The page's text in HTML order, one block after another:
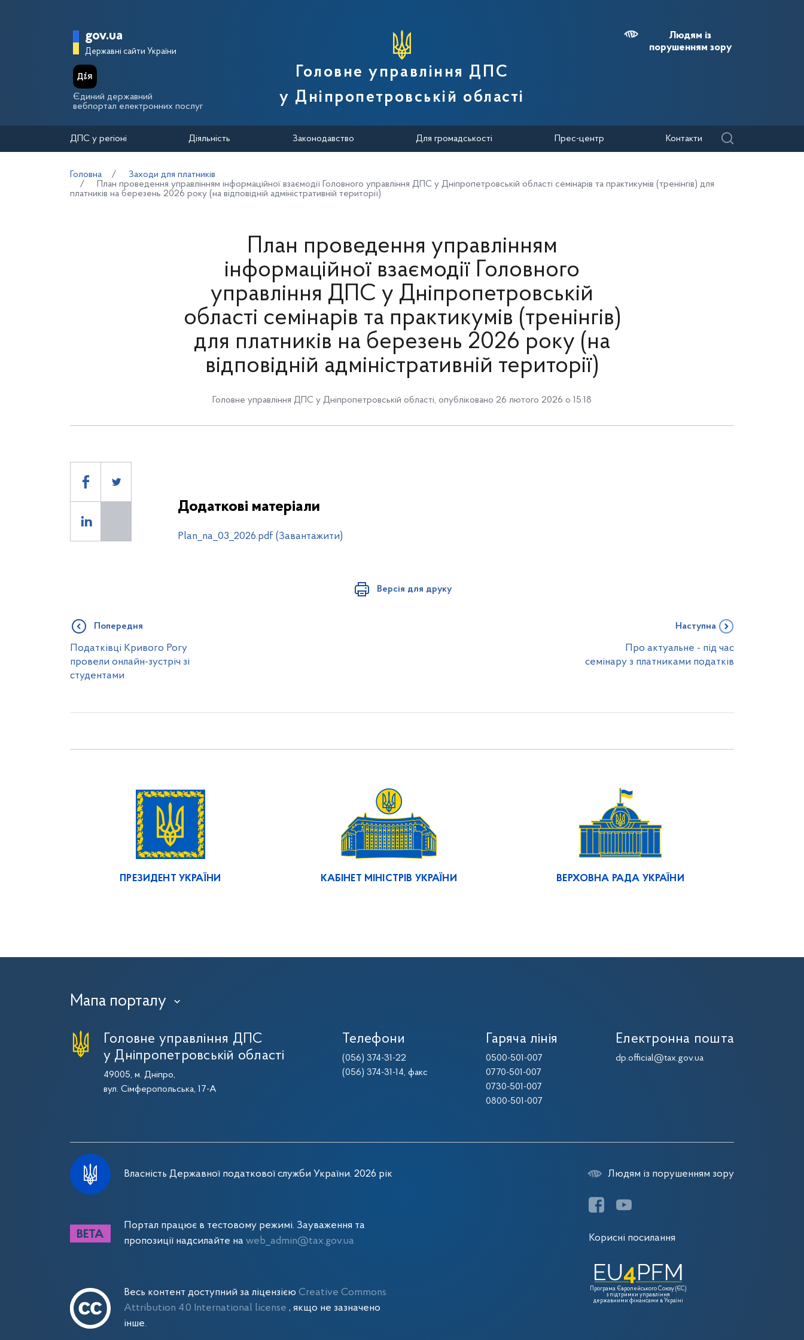
Головна сторінка Державної податкової служби України
gov.ua
Державні сайти України
Єдиний державний
вебпортал електронних послуг
Головне управління ДПС
у Дніпропетровській області
Людям із
порушенням зору
ДПС у регіоні Діяльність Законодавство Для громадськості Прес-центр Контакти
Головна
Заходи для платників
План проведення управлінням інформаційної взаємодії Головного управління ДПС у Дніпропетровській області семінарів та практикумів (тренінгів) для
платників на березень 2026 року (на відповідній адміністративній території)
План проведення управлінням
інформаційної взаємодії Головного
управління ДПС у Дніпропетровській
області семінарів та практикумів (тренінгів)
для платників на березень 2026 року (на
відповідній адміністративній території)
Головне управління ДПС у Дніпропетровській області, опубліковано 26 лютого 2026 о 15:18
Додаткові матеріали
Plan_na_03_2026.pdf (Завантажити)
Версія для друку
Попередня
Податківці Кривого Рогу
провели онлайн-зустріч зі
студентами
Наступна
Про актуальне - під час
семінару з платниками податків
ПРЕЗИДЕНТ УКРАЇНИ КАБІНЕТ МІНІСТРІВ УКРАЇНИ ВЕРХОВНА РАДА УКРАЇНИ
Мапа порталу ›
Головне управління ДПС
у Дніпропетровській області
49005, м. Дніпро,
вул. Сімферопольська, 17-А
Телефони
(056) 374-31-22
(056) 374-31-14, факс
Гаряча лінія
0500-501-007
0770-501-007
0730-501-007
0800-501-007
Електронна пошта
dp.official@tax.gov.ua
Власність Державної податкової служби України. 2026 рік
Портал працює в тестовому режимі. Зауваження та
пропозиції надсилайте на web_admin@tax.gov.ua
Весь контент доступний за ліцензією Creative Commons
Attribution 4.0 International license , якщо не зазначено
інше.
Людям із порушенням зору
Корисні посилання
Програма Європейського Союзу (ЄС)
з підтримки управління
державними фінансами в Україні